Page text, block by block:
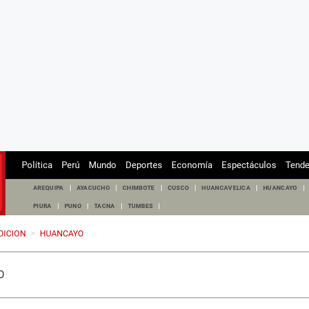
Política Perú Mundo Deportes Economía Espectáculos
AREQUIPA AYACUCHO CHIMBOTE CUSCO HUANCAVELICA HUANCAYO
PIURA PUNO TACNA TUMBES
> HUANCAYO